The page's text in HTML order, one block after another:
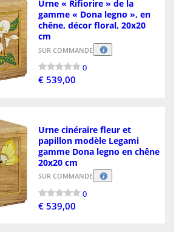
Urne « Rifiorire » de la
gamme « Dona legno », en
chêne, décor floral, 20x20
cm
SUR COMMANDE
0
€ 539,00
Urne cinéraire fleur et
papillon modèle Legami
gamme Dona legno en chêne
20x20 cm
SUR COMMANDE
0
€ 539,00